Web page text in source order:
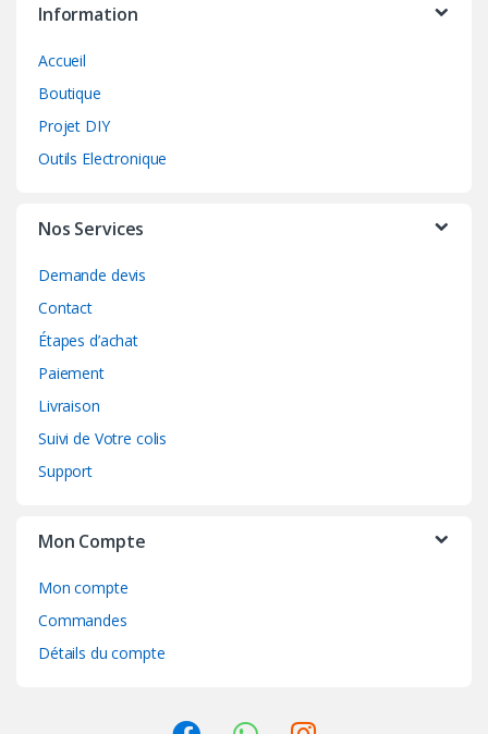
Information
Accueil
Boutique
Projet DIY
Outils Electronique
Nos Services
Demande devis
Contact
Étapes d’achat
Paiement
Livraison
Suivi de Votre colis
Support
Mon Compte
Mon compte
Commandes
Détails du compte